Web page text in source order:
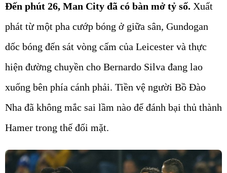
Đến phút 26, Man City đã có bàn mở tỷ số. Xuất
phát từ một pha cướp bóng ở giữa sân, Gundogan
dốc bóng đến sát vòng cấm của Leicester và thực
hiện đường chuyền cho Bernardo Silva đang lao
xuống bên phía cánh phải. Tiền vệ người Bồ Đào
Nha đã không mắc sai lầm nào để đánh bại thủ thành
Hamer trong thế đối mặt.